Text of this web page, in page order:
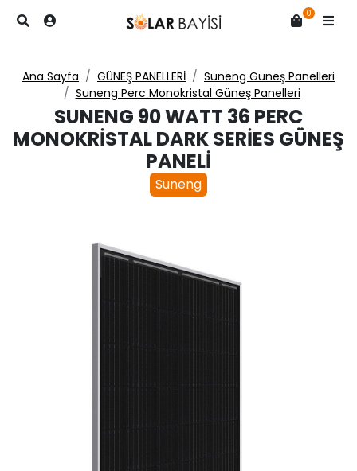
0
Ana Sayfa GÜNEŞ PANELLERİ
Suneng Güneş Panelleri
Suneng Perc Monokristal Güneş Panelleri
SUNENG 90 WATT 36 PERC
MONOKRISTAL DARK SERIES GÜNEŞ
PANELI
Suneng